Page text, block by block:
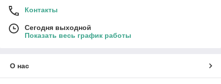
Контакты
Сегодня выходной
Показать весь график работы
О нас